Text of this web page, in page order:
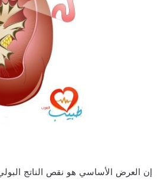
إن العرض الأساسي هو نقص الناتج